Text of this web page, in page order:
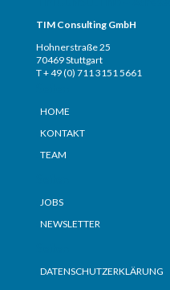
TIM Consulting GmbH
Hohnerstraße 25
70469 Stuttgart
T + 49 (0) 711 3151 5661
HOME
KONTAKT
TEAM
JOBS
NEWSLETTER
DATENSCHUTZERKLÄRUNG